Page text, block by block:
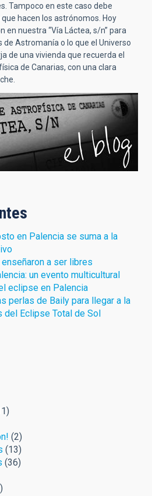
Tampoco en este caso debe
hacen los astrónomos. Hoy
en nuestra “Vía Láctea, s/n” para
Astromanía o lo que el Universo
de una vivienda que recuerda el
de Canarias, con una clara
en Palencia se suma a la
a ser libres
un evento multicultural
eclipse en Palencia
perlas de Baily para llegar a la
del Eclipse Total de Sol
(2)
(13)
(36)